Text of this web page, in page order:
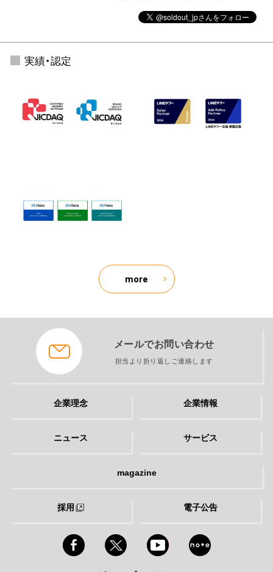
実績・認定
more
メールでお問い合わせ
担当より折り返しご連絡します
企業理念 企業情報
ニュース サービス
magazine
採用 電子公告